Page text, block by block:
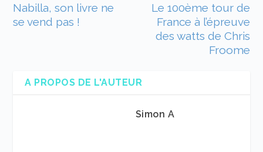
Nabilla, son livre ne
se vend pas !
Le 100ème tour de
France à l’épreuve
des watts de Chris
Froome
A PROPOS DE L'AUTEUR
Simon A